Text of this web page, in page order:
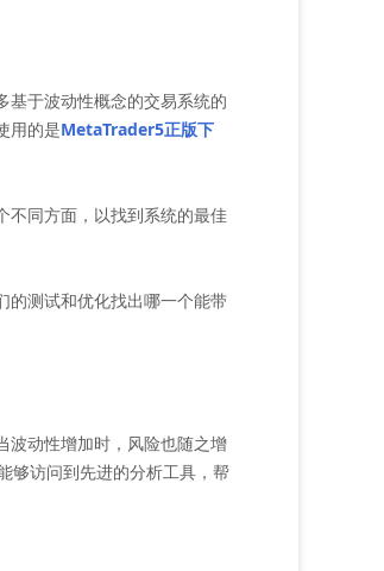
于波动性概念的交易系统的
用的是MetaTrader5正版下
同方面，以找到系统的最佳
测试和优化找出哪一个能带
动性增加时，风险也随之增
够访问到先进的分析工具，帮